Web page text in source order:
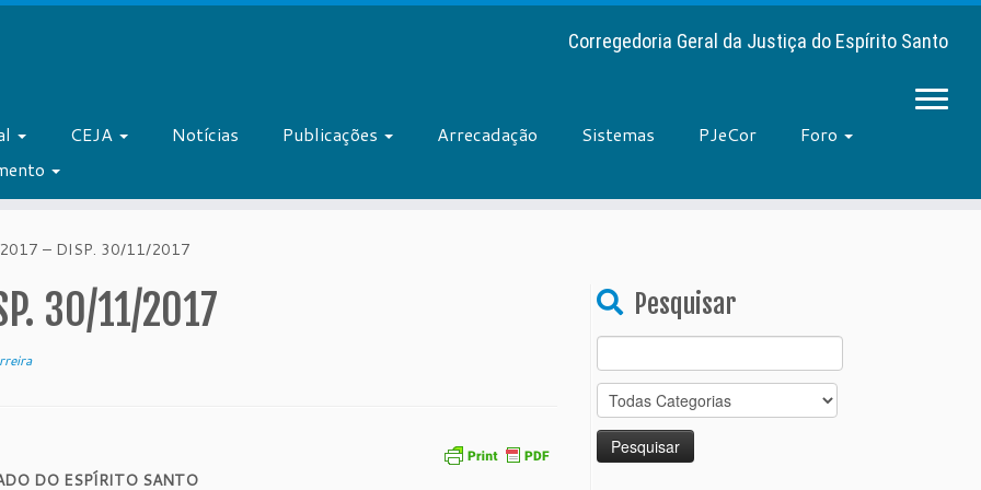
Corregedoria Geral da Justiça do Espírito Santo
CEJA Notícias Publicações Arrecadação Sistemas PJeCor
Foro
– DISP. 30/11/2017
30/11/2017
DO ESPÍRITO SANTO
Pesquisar
for: